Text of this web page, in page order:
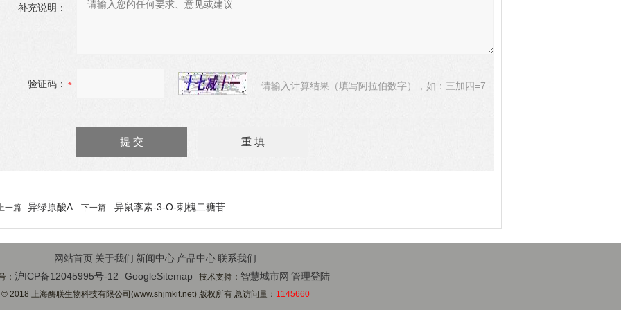
补充说明：
验证码： 请输入计算结果（填写阿拉伯数字），如：三加四=7
一篇 : 异绿原酸A下一篇 : 异鼠李素-3-O-刺槐二糖苷
网站首页 关于我们 新闻中心 产品中心联系我们
： 沪ICP备12045995号-12 GoogleSitemap 技术支持： 智慧城市网 管理登陆
© 2018 上海酶联生物科技有限公司(www.shjmkit.net) 版权所有 总访问量： 1145660